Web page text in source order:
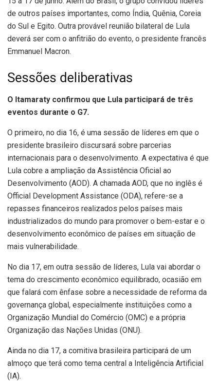
de outros países importantes, como Índia, Quênia, Coreia
do Sul e Egito. Outra provável reunião bilateral de Lula
deverá ser com o anfitrião do evento, o presidente francês
Emmanuel Macron.
Sessões deliberativas
O Itamaraty confirmou que Lula participará de três
eventos durante o G7.
O primeiro, no dia 16, é uma sessão de líderes em que o
presidente brasileiro discursará sobre parcerias
internacionais para o desenvolvimento. A expectativa é que
Lula cobre a ampliação da Assistência Oficial ao
Desenvolvimento (AOD). A chamada AOD, que no inglês é
Official Development Assistance (ODA), refere-se a
repasses financeiros realizados pelos países mais
industrializados do mundo para promover o bem-estar e o
desenvolvimento econômico de países em situação de
mais vulnerabilidade.
No dia 17, em outra sessão de líderes, Lula vai abordar o
tema do crescimento econômico equilibrado, ocasião em
que falará com ênfase sobre a necessidade de reforma da
governança global, especialmente instituições como a
Organização Mundial do Comércio (OMC) e a própria
Organização das Nações Unidas (ONU).
Ainda no dia 17, a comitiva brasileira participará de um
almoço que terá como tema central a Inteligência Artificial
(IA).